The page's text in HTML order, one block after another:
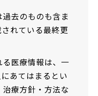
去のものも含ま
れている最終更
医療情報は、一
あてはまるとい
療方針・方法な